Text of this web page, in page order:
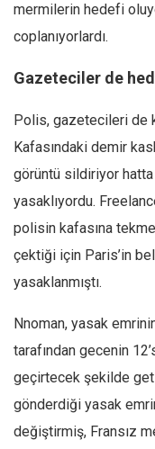
mermilerin hedefi
coplanıyorlardı.
Gazeteciler de
Polis, gazetecileri de
Kafasındaki demir
görüntü sildiriyor
yasaklıyordu.
polisin kafasına
çektiği için Paris’in
yasaklanmıştı.
Nnoman, yasak
tarafından gecenin
geçirtecek şekilde
gönderdiği yasak
değiştirmiş, Fransız